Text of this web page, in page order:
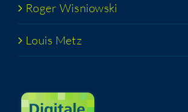
Roger Wis­niow­ski
Lou­is Metz